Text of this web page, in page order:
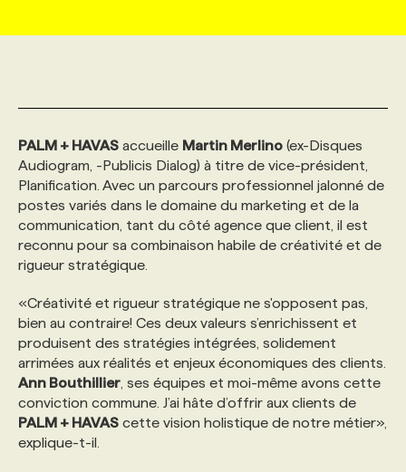
AFFAIRES DE L'INDUSTRIE
INITIATIVES NUMÉRIQUES
PRIX ET DISTINCTIONS
TENDANCES
WEB & MÉDIAS SOCIAUX
MARKETING DURABLE
GEO/SEO
ÉVÉNEMENTIEL
NOS AUTEUR‧RICES
INFOLETTRE PUBLICITÉ
ANNONCEZ AVEC NOUS
CONSULTER LA CVTHÈQUE
PROFIL ENTREPRISE
FAQ
ANNONCEZ AVEC NOUS
VOIR LES OFFRES
PROFIL CANDIDAT
FAQ
ANNONCEZ AVEC NOUS
NOS FORMATIONS EN LIGNE
NOS PARCOURS DE FORMATIONS
FORMATIONS PERSONNALISÉES
NOS FORMATEUR‧RICES
POURQUOI CHOISIR NOS FORMATIONS
NOS TARIFS
PROGRAMMES DE SUBVENTIONS
CHASSE DE TÊTE
SERVICE DE CHASSE DE TÊTE
NOS TARIFS
NOS EXPERTISES
FAQ
ANNONCEZ AVEC NOUS
PALM + HAVAS accueille Martin Merlino (ex-Disques
Audiogram, -Publicis Dialog) à titre de vice-président,
Planification. Avec un parcours professionnel jalonné de
postes variés dans le domaine du marketing et de la
communication, tant du côté agence que client, il est
reconnu pour sa combinaison habile de créativité et de
rigueur stratégique.
«Créativité et rigueur stratégique ne s'opposent pas,
bien au contraire! Ces deux valeurs s’enrichissent et
produisent des stratégies intégrées, solidement
arrimées aux réalités et enjeux économiques des clients.
Ann Bouthillier , ses équipes et moi-même avons cette
conviction commune. J’ai hâte d’offrir aux clients de
PALM + HAVAS cette vision holistique de notre métier»,
explique-t-il.